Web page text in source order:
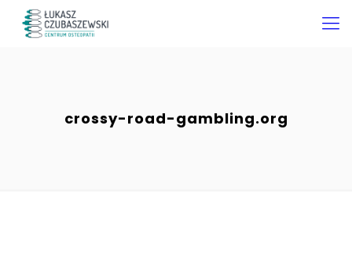
crossy-road-gambling.org